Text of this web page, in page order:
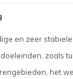
en zeer
zoals
het